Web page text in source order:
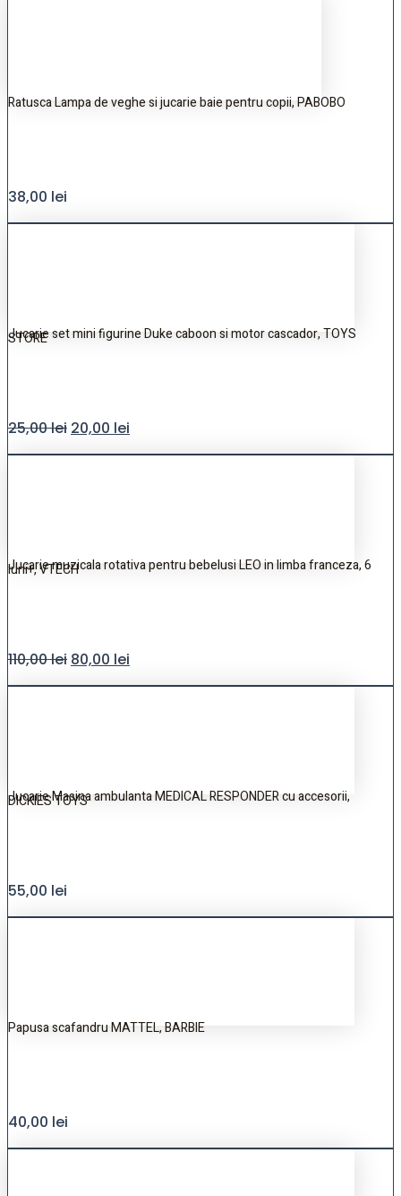
Ratusca Lampa de veghe si jucarie baie pentru copii, PABOBO
38,00 lei
Jucarie set mini figurine Duke caboon si motor cascador, TOYS
STORE
25,00lei 20,00 lei
Jucarie muzicala rotativa pentru bebelusi LEO in limba franceza, 6
luni+, VTECH
110,00lei 80,00 lei
Jucarie Masina ambulanta MEDICAL RESPONDER cu accesorii,
DICKIES TOYS
55,00 lei
Papusa scafandru MATTEL, BARBIE
40,00 lei